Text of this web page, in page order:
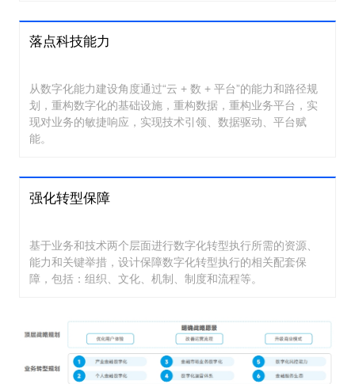
落点科技能力
从数字化能力建设角度通过“云 + 数 + 平台”的能力和路径规
划，重构数字化的基础设施，重构数据，重构业务平台，实
现对业务的敏捷响应，实现技术引领、数据驱动、平台赋
能。
强化转型保障
基于业务和技术两个层面进行数字化转型执行所需的资源、
能力和关键举措，设计保障数字化转型执行的相关配套保
障，包括：组织、文化、机制、制度和流程等。